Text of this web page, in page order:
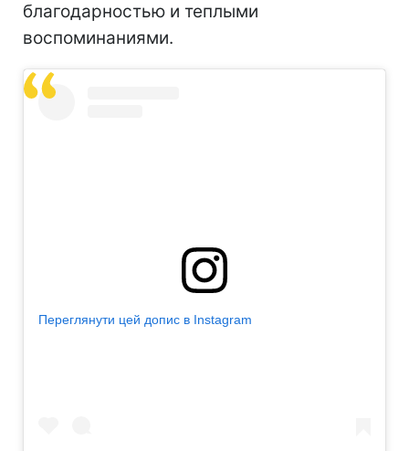
благодарностью и теплыми
воспоминаниями.
Переглянути цей допис в Instagram